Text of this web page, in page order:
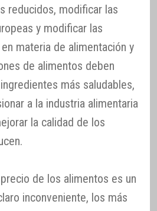
reducidos, modificar las
y modificar las
materia de alimentación y
de alimentos deben
más saludables,
a la industria alimentaria
la calidad de los
de los alimentos es un
inconveniente, los más